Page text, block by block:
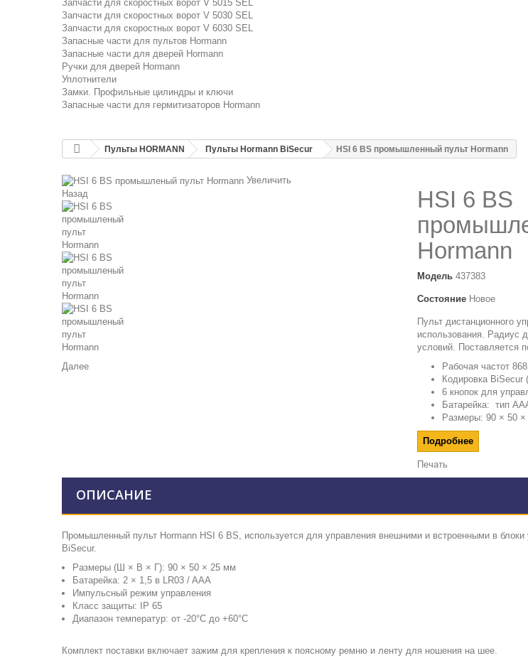
Запчасти для скоростных ворот V 5015 SEL
Запчасти для скоростных ворот V 5030 SEL
Запчасти для скоростных ворот V 6030 SEL
Запасные части для пультов Hormann
Запасные части для дверей Hormann
Ручки для дверей Hormann
Уплотнители
Замки. Профильные цилиндры и ключи
Запасные части для гермитизаторов Hormann
Пульты HORMANN Пульты Hormann BiSecur HSI 6 BS промышленный пульт Hormann
Увеличить
Назад
Далее
HSI 6 BS
Hormann
Модель 437383
Состояние Новое
Пульт дистанционного
использования. Радиус
условий. Поставляется
Рабочая частот
Кодировка BiSecur
6 кнопок для
Батарейка: тип
Размеры: 90 × 50
Подробнее
Печать
ОПИСАНИЕ
Промышленный пульт Hormann HSI 6 BS, используется для управления внешними и встроенными в
BiSecur.
Размеры (Ш × В × Г): 90 × 50 × 25 мм
Батарейка: 2 × 1,5 в LR03 / AAA
Импульсный режим управления
Класс защиты: IP 65
Диапазон температур: от -20°C до +60°C
Комплект поставки включает зажим для крепления к поясному ремню и ленту для ношения на шее.